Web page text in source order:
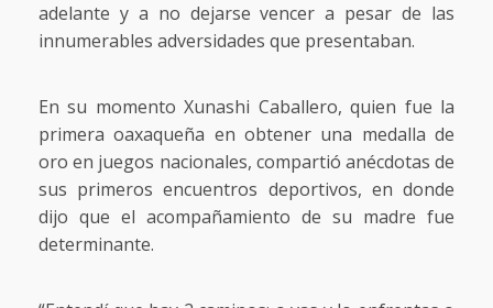
adelante y a no dejarse vencer a pesar de las
innumerables adversidades que presentaban.
En su momento Xunashi Caballero, quien fue la
primera oaxaqueña en obtener una medalla de
oro en juegos nacionales, compartió anécdotas de
sus primeros encuentros deportivos, en donde
dijo que el acompañamiento de su madre fue
determinante.